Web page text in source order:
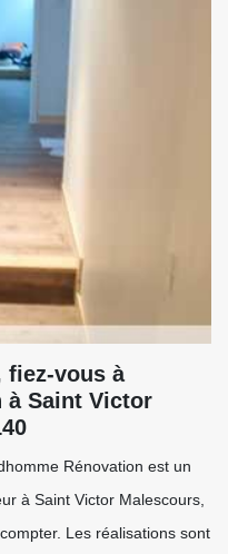
fiez-vous à
à Saint Victor
Rénovation est un
à Saint Victor Malescours,
Les réalisations sont